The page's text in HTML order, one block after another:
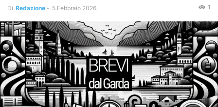
Di Redazione - 5 Febbraio 2026 1